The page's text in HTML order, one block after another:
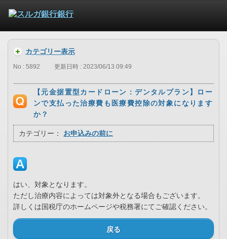
カテゴリー表示
No : 5892 更新日時 : 2023/06/13 09:49
【元金据置型カードローン：デンタルプラン】ロー
ンで支払った治療費も医療費控除の対象になります
か？
カテゴリー： お申込みの前に
はい、対象となります。
ただし治療内容によっては対象外となる場合もございます。
詳しくは国税庁のホームページや税務署にてご確認ください。
戻る